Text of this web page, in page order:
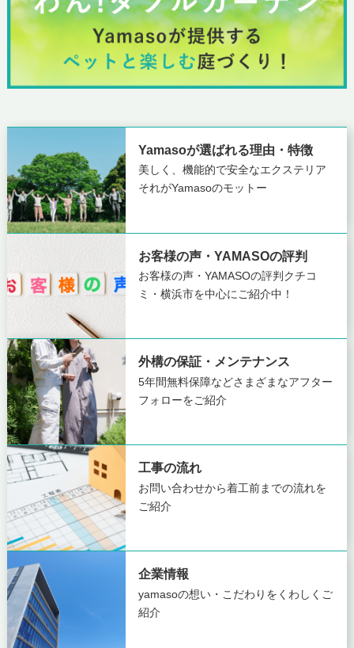
Yamasoが選ばれる理由・特徴
美しく、機能的で安全なエクステリア
それがYamasoのモットー
お客様の声・YAMASOの評判
お客様の声・YAMASOの評判 クチコ
ミ・横浜市を中心にご紹介中！
外構の保証・メンテナンス
5年間無料保障などさまざまなアフター
フォローをご紹介
工事の流れ
お問い合わせから着工前までの流れを
ご紹介
企業情報
yamasoの想い・こだわりを くわしくご
紹介